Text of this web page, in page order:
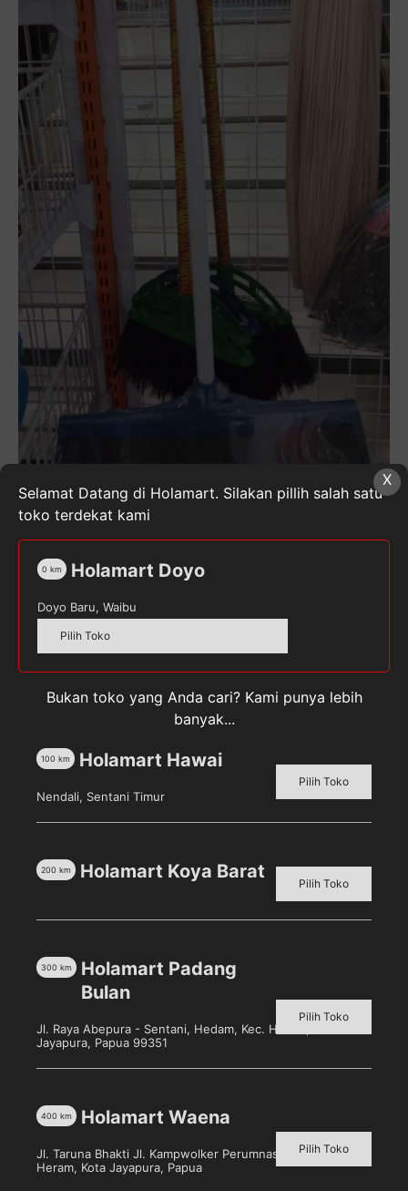
Pilih toko untuk melihat harga
Kuantitas
Dynamic
Push
Water
SKU:1876426 Kategori:Peralatan Rumah Tangga,
PELKARET
Ulasan (0)
Membuang air yang tergenang dipermukaan lantai
Dilengkapi dengan gagang plastik panjang yang
ringan dan kuat, memudahkan Anda menjangkau
tempat tersulit sekalipun. Pel karet lantai dengan
karet berkualitas yang tidak mudah patah maupun
lepas, sehingga genangan air dapat tersapu dengan
sempurna.
Produk Terkait
X
Selamat Datang di Holamart. Silakan pillih salah satu
toko terdekat kami
Holamart Doyo
0 km
Doyo Baru, Waibu
Pilih Toko
Bukan toko yang Anda cari? Kami punya lebih
banyak...
Holamart Hawai
100 km
Nendali, Sentani Timur
Pilih Toko
Holamart Koya Barat
200 km
Pilih Toko
Holamart Padang
Bulan
300 km
Jl. Raya Abepura - Sentani, Hedam, Kec. Heram, Kota
Jayapura, Papua 99351
Pilih Toko
Holamart Waena
400 km
Jl. Taruna Bhakti Jl. Kampwolker Perumnas 3, Waena, Kec.
Heram, Kota Jayapura, Papua
Pilih Toko